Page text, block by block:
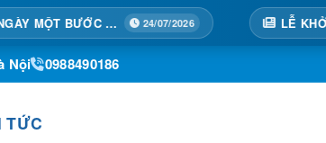
TẠI HOÀNG THÀNH MỖI NGÀY MỘT BƯỚC TIẾN 24/07/2026
Nội 0988490186
TỨC